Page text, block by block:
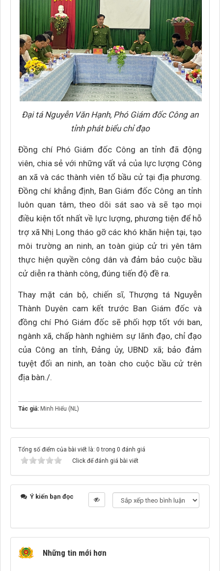
Đại tá Nguyễn Văn Hạnh, Phó Giám đốc Công an
tỉnh phát biểu chỉ đạo
Đồng chí Phó Giám đốc Công an tỉnh đã động
viên, chia sẻ với những vất vả của lực lượng Công
an xã và các thành viên tổ bầu cử tại địa phương.
Đồng chí khẳng định, Ban Giám đốc Công an tỉnh
luôn quan tâm, theo dõi sát sao và sẽ tạo mọi
điều kiện tốt nhất về lực lượng, phương tiện để hỗ
trợ xã Nhị Long tháo gỡ các khó khăn hiện tại, tạo
môi trường an ninh, an toàn giúp cử tri yên tâm
thực hiện quyền công dân và đảm bảo cuộc bầu
cử diễn ra thành công, đúng tiến độ đề ra.
Thay mặt cán bộ, chiến sĩ, Thượng tá Nguyễn
Thành Duyên cam kết trước Ban Giám đốc và
đồng chí Phó Giám đốc sẽ phối hợp tốt với ban,
ngành xã, chấp hành nghiêm sự lãnh đạo, chỉ đạo
của Công an tỉnh, Đảng ủy, UBND xã; bảo đảm
tuyệt đối an ninh, an toàn cho cuộc bầu cử trên
địa bàn./.
Tác giả: Minh Hiếu (NL)
Tổng số điểm của bài viết là: 0 trong 0 đánh giá
Click để đánh giá bài viết
Ý kiến bạn đọc
Những tin mới hơn